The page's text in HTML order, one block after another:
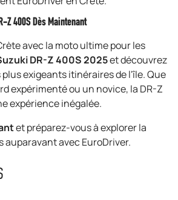
Z 400S Dès Maintenant
avec la moto ultime pour les
DR-Z 400S 2025et découvrez
plus exigeants itinéraires de l'île. Que
expérimenté ou un novice, la DR-Z
expérience inégalée.
et préparez-vous à explorer la
auparavant avec EuroDriver.